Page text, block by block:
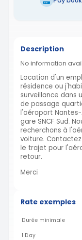
Description
No information
Location d'un
résidence ou
surveillance dans
de passage
l'aéroport
gare SNCF Sud.
recherchons à
voiture.
le trajet pour
retour.
Merci
Rate exemples
Durée minimale
1 Day